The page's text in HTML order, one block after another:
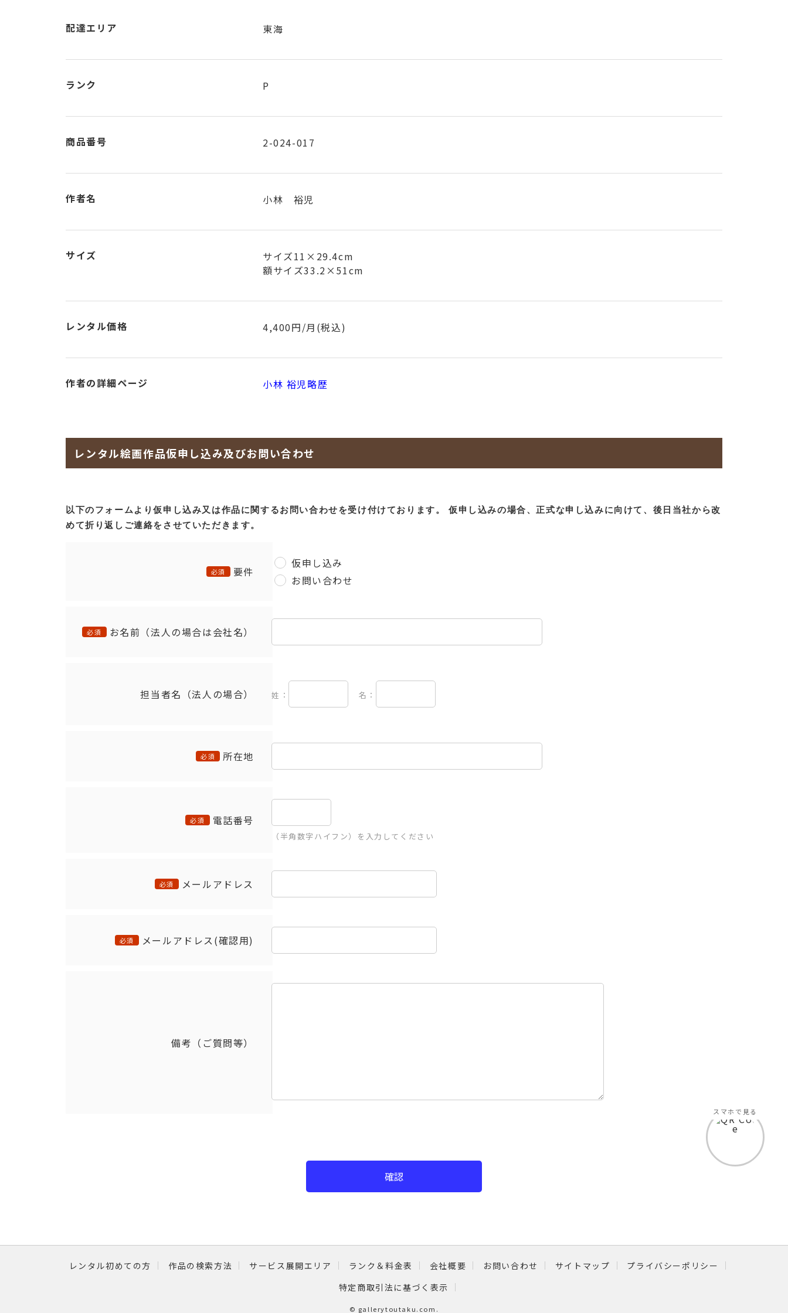
配達エリア 東海
ランク P
商品番号 2-024-017
作者名 小林 裕児
サイズ
サイズ11×29.4cm
額サイズ33.2×51cm
レンタル価格 4,400円/月(税込)
作者の詳細ページ 小林 裕児略歴
レンタル絵画作品仮申し込み及びお問い合わせ
以下のフォームより仮申し込み又は作品に関するお問い合わせを受け付けております。
仮申し込みの場合、正式な申し込みに向けて、後日当社から改
めて折り返しご連絡をさせていただきます。
必須 要件
仮申し込み
お問い合わせ
必須 お名前（法人の場合は会社名）
担当者名（法人の場合） 姓： 名：
必須 所在地
必須 電話番号
（半角数字ハイフン）を入力してください
必須 メールアドレス
必須 メールアドレス(確認用)
備考（ご質問等）
確認
スマホで見る
レンタル初めての方 作品の検索方法 サービス展開エリア ランク＆料金表 会社概要 お問い合わせ サイトマップ
プライバシーポリシー
特定商取引法に基づく表示
© gallerytoutaku.com .